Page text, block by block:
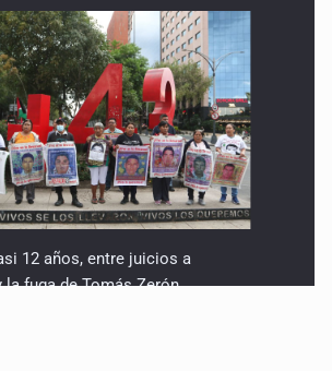
12 años, entre juicios a
fuga de Tomás Zerón